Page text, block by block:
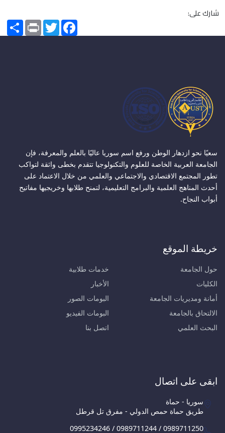
شارك على:
Share PrintTwitterFacebook
سعيًا نحو ازدهار الوطن ورفع اسم سوريا عاليًا بالعلم والمعرفة، فإن
الجامعة العربية الخاصة للعلوم والتكنولوجيا تتقدم بخطى واثقة لتواكب
تطور المجتمع الاقتصادي والاجتماعي والعلمي من خلال الاعتماد على
أحدث المناهج العلمية والبرامج التعليمية، لتمنح طلابها وخريجيها مفاتيح
أبواب النجاح.
خريطة الموقع
حول الجامعة
الكليات
أمانة ومديريات الجامعة
الالتحاق بالجامعة
البحث العلمي
خدمات طلابية
الأخبار
البومات الصور
البومات الفيديو
اتصل بنا
ابقى على اتصال
سوريا - حماة
طريق حماة حمص الدولي - مفرق تل قرطل
0995234246 / 0989711244 / 0989711250